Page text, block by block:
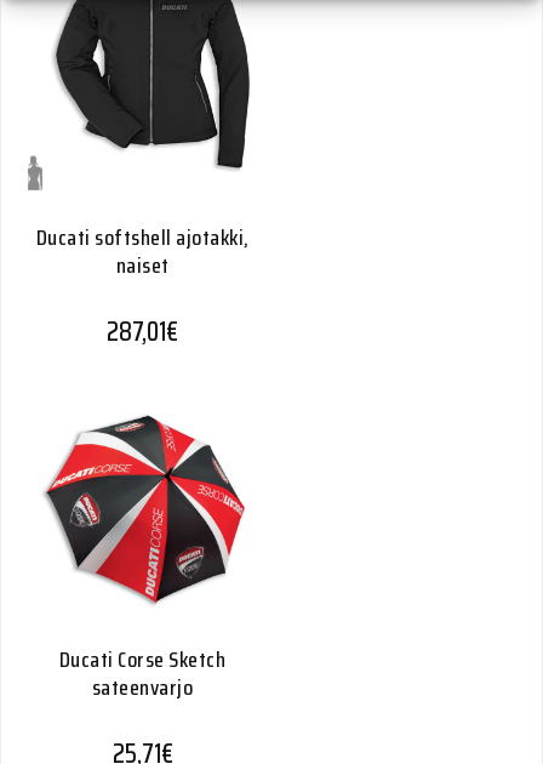
Ducati softshell ajotakki,
naiset
287,01€
Ducati Corse Sketch
sateenvarjo
25,71€